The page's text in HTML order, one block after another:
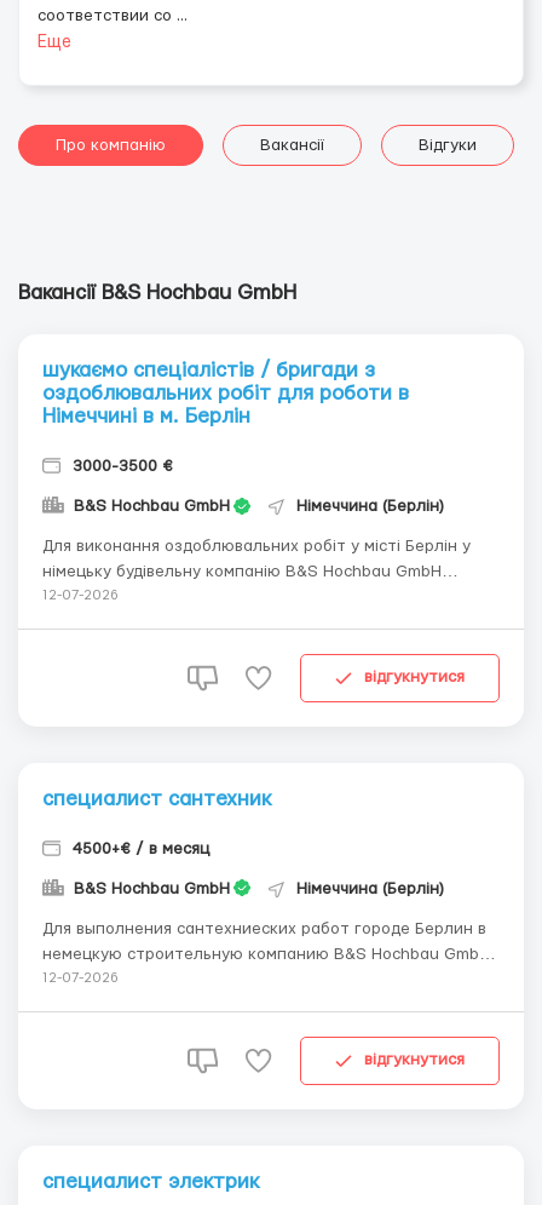
соответствии со ...
Еще
Про компанію Вакансії Відгуки
Вакансії B&S Hochbau GmbH
шукаємо спеціалістів / бригади з
оздоблювальних робіт для роботи в
Німеччині в м. Берлін
3000-3500 €
B&S Hochbau GmbH Німеччина (Берлін)
Для виконання оздоблювальних робіт у місті Берлін у
німецьку будівельну компанію B&S Hochbau GmbH
потрібні спеціалісти бригади з двох - трьох універсалів:
дзвонити або писати лише професіонал...
12-07-2026
відгукнутися
специалист сантехник
4500+€ / в месяц
B&S Hochbau GmbH Німеччина (Берлін)
Для выполнения сантехниеских работ городе Берлин в
немецкую строительную компанию B&S Hochbau GmbH
требуются специалист сантехник. Необходимо иметь
установке систем отопления и сантехники.
12-07-2026
відгукнутися
специалист электрик